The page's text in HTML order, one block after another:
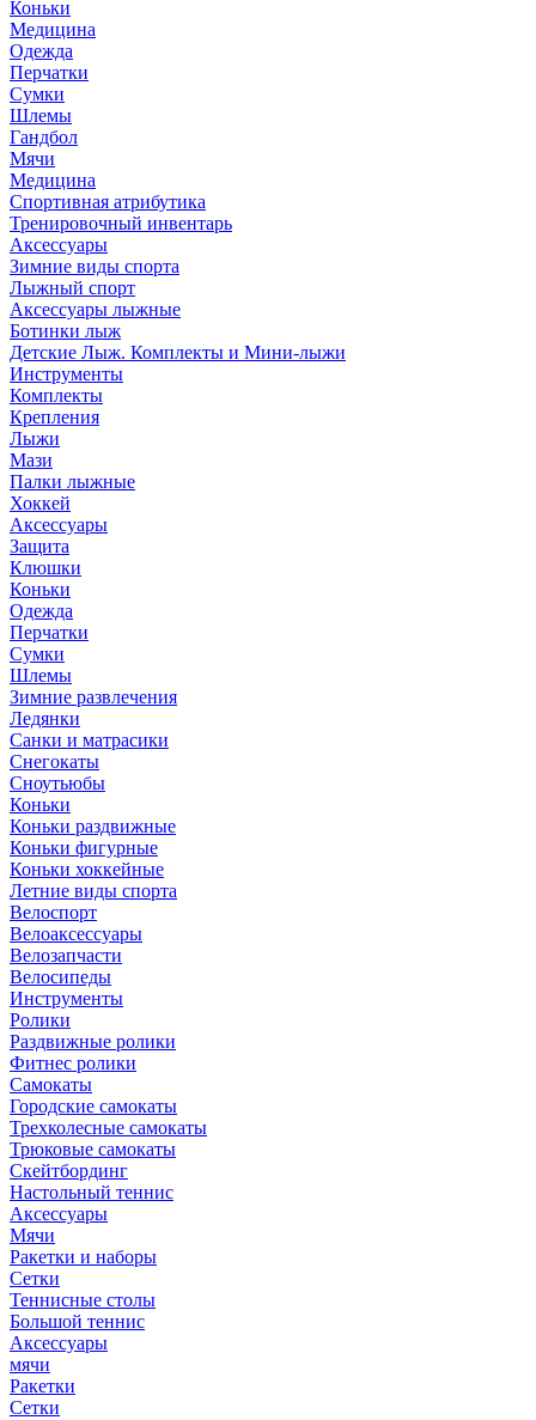
Коньки
Медицина
Одежда
Перчатки
Сумки
Шлемы
Гандбол
Мячи
Медицина
Спортивная атрибутика
Тренировочный инвентарь
Аксессуары
Зимние виды спорта
Лыжный спорт
Аксессуары лыжные
Ботинки лыж
Детские Лыж. Комплекты и Мини-лыжи
Инструменты
Комплекты
Крепления
Лыжи
Мази
Палки лыжные
Хоккей
Аксессуары
Защита
Клюшки
Коньки
Одежда
Перчатки
Сумки
Шлемы
Зимние развлечения
Ледянки
Санки и матрасики
Снегокаты
Сноутьюбы
Коньки
Коньки раздвижные
Коньки фигурные
Коньки хоккейные
Летние виды спорта
Велоспорт
Велоаксессуары
Велозапчасти
Велосипеды
Инструменты
Ролики
Раздвижные ролики
Фитнес ролики
Самокаты
Городские самокаты
Трехколесные самокаты
Трюковые самокаты
Скейтбординг
Настольный теннис
Аксессуары
Мячи
Ракетки и наборы
Сетки
Теннисные столы
Большой теннис
Аксессуары
мячи
Ракетки
Сетки